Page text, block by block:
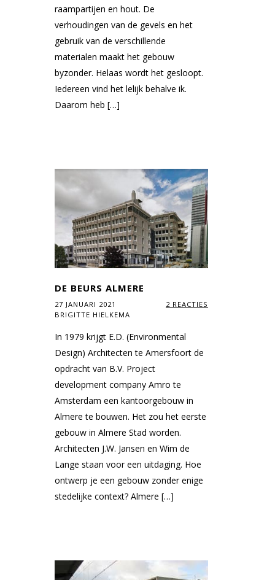
raampartijen en hout. De
verhoudingen van de gevels en het
gebruik van de verschillende
materialen maakt het gebouw
byzonder. Helaas wordt het gesloopt.
Iedereen vind het lelijk behalve ik.
Daarom heb […]
DE BEURS ALMERE
27 JANUARI 2021
2 REACTIES
BRIGITTE HIELKEMA
In 1979 krijgt E.D. (Environmental
Design) Architecten te Amersfoort de
opdracht van B.V. Project
development company Amro te
Amsterdam een kantoorgebouw in
Almere te bouwen. Het zou het eerste
gebouw in Almere Stad worden.
Architecten J.W. Jansen en Wim de
Lange staan voor een uitdaging. Hoe
ontwerp je een gebouw zonder enige
stedelijke context? Almere […]